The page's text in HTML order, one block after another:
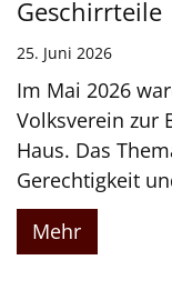
Geschirrteile
25. Juni 2026
Im Mai 2026
Volksverein zur
Haus. Das
Gerechtigkeit
Mehr